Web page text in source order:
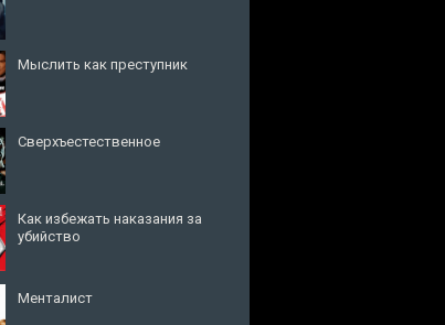
Мыслить как преступник
Сверхъестественное
Как избежать наказания за
убийство
Менталист